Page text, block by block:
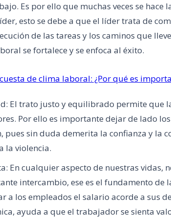
Es por ello que muchas veces se hace
esto se debe a que el líder trata de
de las tareas y los caminos que
se fortalece y se enfoca al éxito.
de clima laboral: ¿Por qué es
El trato justo y equilibrado permite que
Por ello es importante dejar de lado
pues sin duda demerita la confianza y la
la violencia.
En cualquier aspecto de nuestras vidas,
intercambio, ese es el fundamento de
a los empleados el salario acorde a sus
ayuda a que el trabajador se sienta